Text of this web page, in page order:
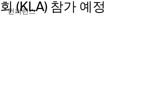
컨퍼런스
회 (KLA) 참가 예정